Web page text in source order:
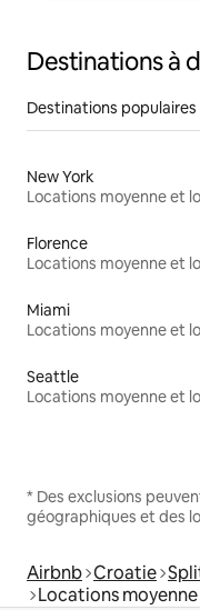
Destinations à
Destinations
New York
Florence
Miami
Seattle
* Des exclusions
géographiques et des
Airbnb Croatie
Locations